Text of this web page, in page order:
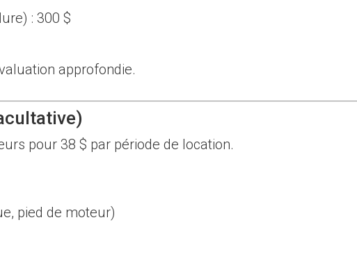
: 300 $
approfondie.
pour 38 $ par période de location.
pied de moteur)